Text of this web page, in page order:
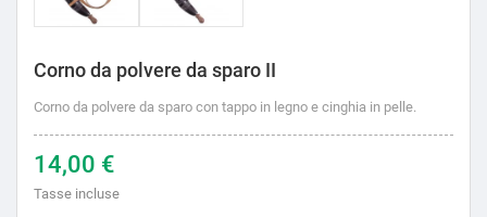
Corno da polvere da sparo II
Corno da polvere da sparo con tappo in legno e cinghia in pelle.
14,00 €
Tasse incluse